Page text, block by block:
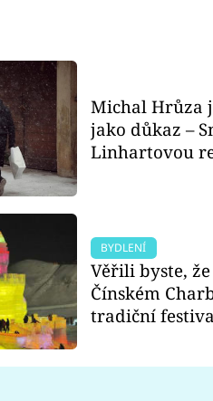
Michal Hrůza
jako důkaz –
Linhartovou
BYDLENÍ
Věřili byste,
Čínském
tradiční